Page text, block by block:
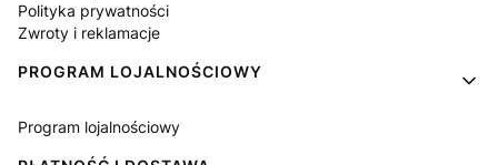
Polityka prywatności
Zwroty i reklamacje
PROGRAM LOJALNOŚCIOWY
Program lojalnościowy